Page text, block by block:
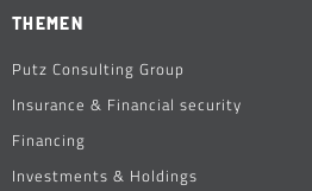
THEMEN
Putz Consulting Group
Insurance & Financial security
Financing
Investments & Holdings